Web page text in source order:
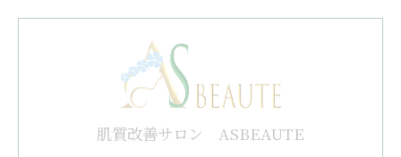
肌質改善サロン ASBEAUTE